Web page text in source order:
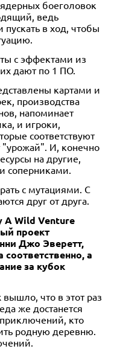
боеголовок
ведь
в ход, чтобы
с эффектами из
дают по 1 ПО.
картами и
производства
напоминает
и игроки,
соответствуют
И, конечно
на другие,
соперниками.
с мутациями. С
друг от друга.
A Wild Venture
проект
Джо Эверетт,
а
за кубок
что в этот раз
же достанется
кто
родную деревню.